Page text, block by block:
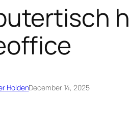
HoldenDecember 14, 2025